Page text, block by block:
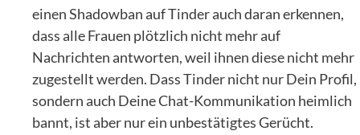
einen Shadowban auf Tinder auch daran erkennen,
dass alle Frauen plötzlich nicht mehr auf
Nachrichten antworten, weil ihnen diese nicht mehr
zugestellt werden. Dass Tinder nicht nur Dein Profil,
sondern auch Deine Chat-Kommunikation heimlich
bannt, ist aber nur ein unbestätigtes Gerücht.